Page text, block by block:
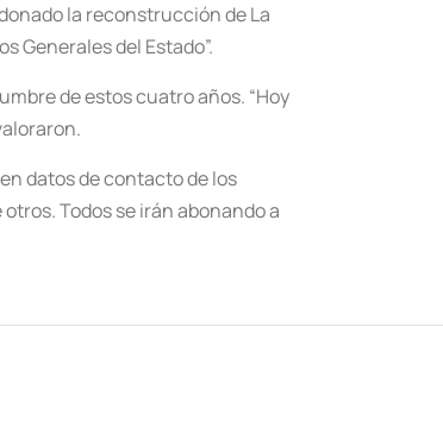
la reconstrucción de La
Generales del Estado”.
de estos cuatro años. “Hoy
datos de contacto de los
Todos se irán abonando a